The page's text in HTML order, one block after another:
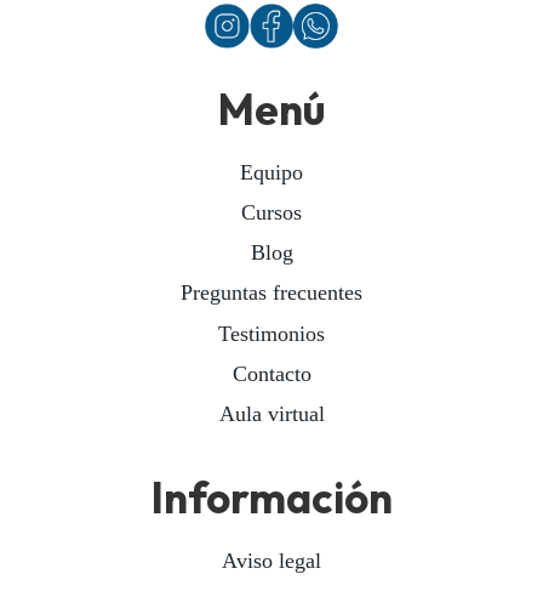
Menú
Equipo
Cursos
Blog
Preguntas frecuentes
Testimonios
Contacto
Aula virtual
Información
Aviso legal